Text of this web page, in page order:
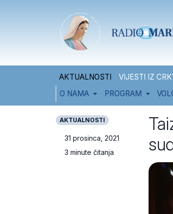
AKTUALNOSTI VIJESTI IZ
O NAMA
PROGRAM
AKTUALNOSTI
31 prosinca, 2021
3 minute čitanja